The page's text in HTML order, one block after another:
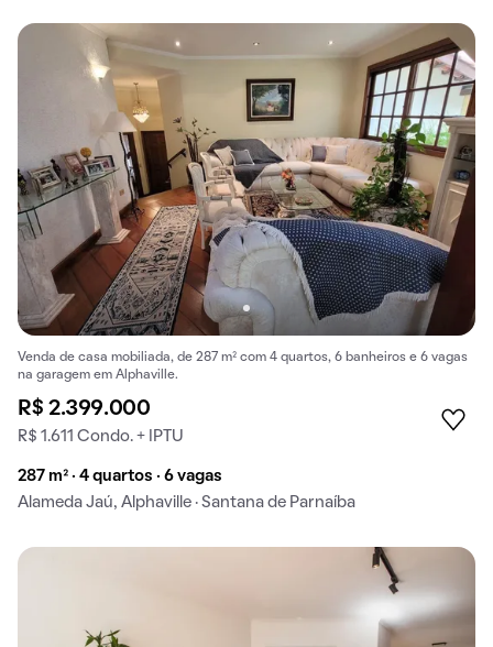
Venda de casa mobiliada, de 287 m² com 4 quartos, 6 banheiros e 6 vagas
na garagem em Alphaville.
R$ 2.399.000
R$ 1.611 Condo. + IPTU
287 m² · 4 quartos · 6 vagas
Alameda Jaú, Alphaville · Santana de Parnaíba